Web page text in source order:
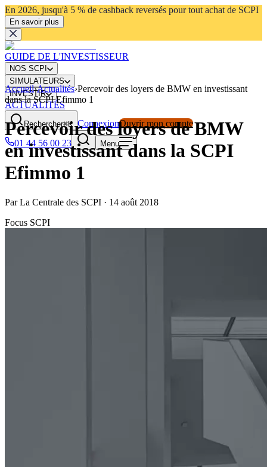
En 2026, jusqu'à 5 % de cashback reversés pour tout achat de SCPI
En savoir plus
GUIDE DE L'INVESTISSEUR
NOS SCPI
SIMULATEURS
INVESTIR
ACTUALITÉS
Rechercher⌘K ConnexionOuvrir mon compte
01 44 56 00 23
Menu
Accueil›Actualités›Percevoir des loyers de BMW en investissant
dans la SCPI Efimmo 1
Percevoir des loyers de BMW
en investissant dans la SCPI
Efimmo 1
Par La Centrale des SCPI · 14 août 2018
Focus SCPI